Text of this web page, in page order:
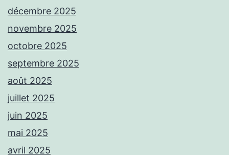
décembre 2025
novembre 2025
octobre 2025
septembre 2025
août 2025
juillet 2025
juin 2025
mai 2025
avril 2025